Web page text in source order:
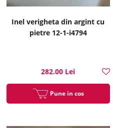
Inel verigheta din argint cu
pietre 12-1-i4794
282.00 Lei
Pune in cos